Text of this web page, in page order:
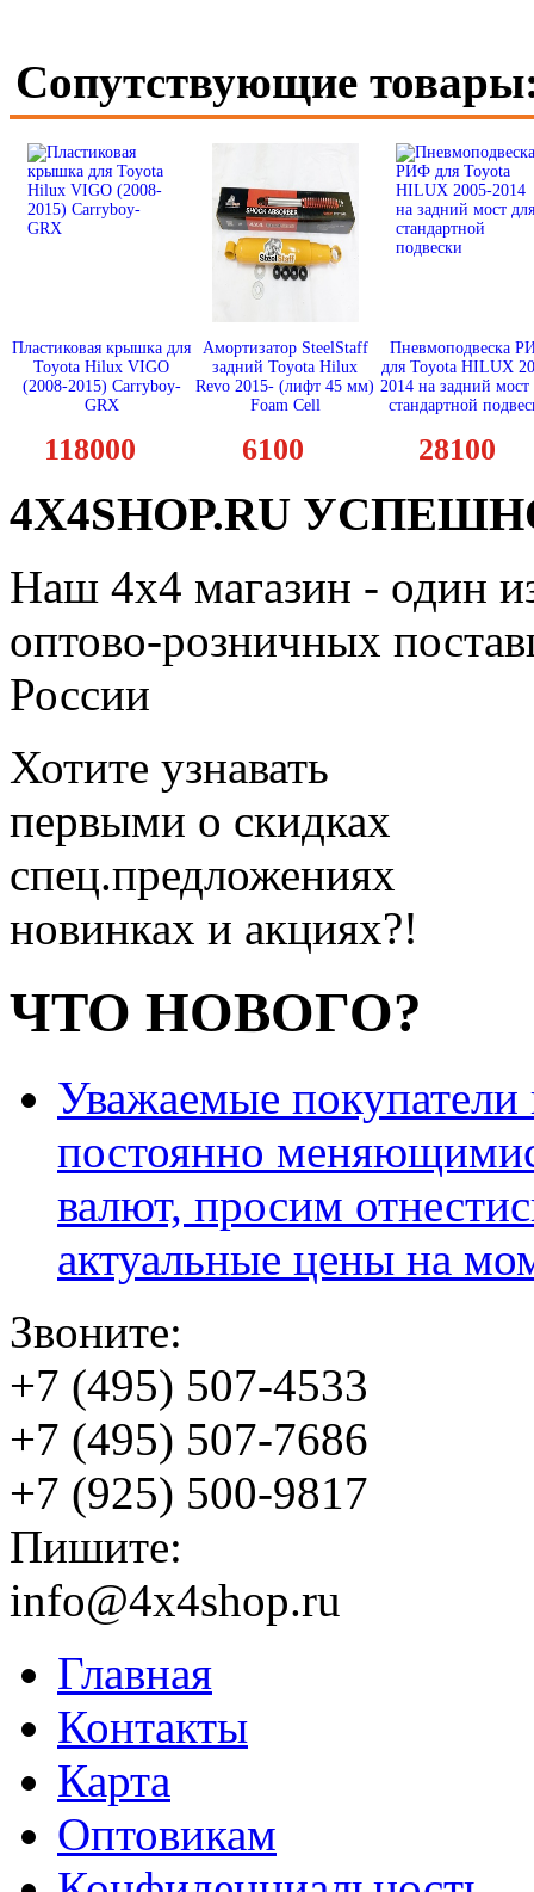
Сопутствующие
Пластиковая крышка для
Toyota Hilux VIGO
(2008-2015) Carryboy-
GRX
118000
Амортизатор SteelStaff
задний Toyota Hilux
Revo 2015- (лифт 45 мм)
Foam Cell
6100
Пневмоподвеска
для Toyota HILUX
2014 на задний мост
стандартной
28100
4X4SHOP.RU
Наш 4x4 магазин - один
оптово-розничных
России
Хотите узнавать
первыми о скидках
спец.предложениях
новинках и акциях?!
ЧТО НОВОГО?
Уважаемые
постоянно
валют, просим
актуальные цены на
Звоните:
+7 (495) 507-4533
+7 (495) 507-7686
+7 (925) 500-9817
Пишите:
info@4x4shop.ru
Главная
Контакты
Карта
Оптовикам